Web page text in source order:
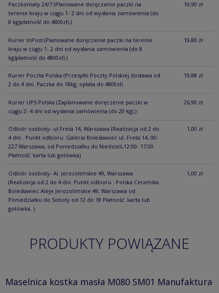
Paczkomaty 24/7 (Planowane doręczenie paczki na
terenie kraju w ciągu 1- 2 dni od wysłania zamówienia (do
8 kg)płatność do 4800zł).)
10,90 zł
Kurier InPost (Planowane doręczenie paczki na terenie
kraju w ciągu 1- 2 dni od wysłania zamówienia (do 8
kg)płatność do 4800zł).)
19,80 zł
Kurier Poczta Polska (Przesyłki Poczty Polskiej dostawa od
2 do 4 dni. Paczka do 18kg, opłata do 4800zł)
19,88 zł
Kurier UPS Polska (Zaplanowane doręczenie paczki w
ciągu 2- 4 dni od wysłania zamówienia (do 20 kg).)
26,90 zł
Odbiór osobisty- ul.Freta 14, Warszawa (Realizacja od 2 do
4 dni . Punkt odbioru: Galeria Bolesławiec ul. Freta 14, 00-
227 Warszawa, od Poniedziałku do Niedzieli,12:00- 17:00.
Płatność: karta lub gotówka)
1,00 zł
Odbiór osobisty- Al. Jerozolimskie 49, Warszawa
(Realizacja od 2 do 4 dni. Punkt odbioru : Polska Ceramika
Bolesławiec Aleje Jerozolimskie 49, Warszawa od
Poniedziałku do Soboty od 12 do 18 Płatność: karta lub
gotówka. )
1,00 zł
PRODUKTY POWIĄZANE
Maselnica kostka masła M080 SM01 Manufaktura